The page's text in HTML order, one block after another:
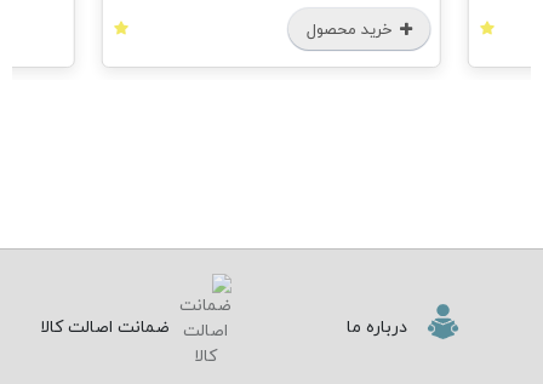
خرید محصول
درباره ما ضمانت اصالت کالا